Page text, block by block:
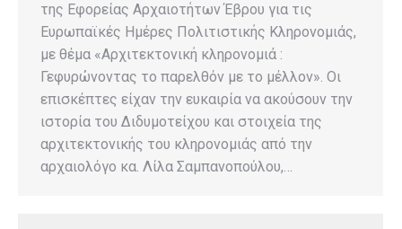
της Εφορείας Αρχαιοτήτων Έβρου για τις
Ευρωπαϊκές Ημέρες Πολιτιστικής Κληρονομιάς,
με θέμα «Αρχιτεκτονική κληρονομιά :
Γεφυρώνοντας το παρελθόν με το μέλλον». Οι
επισκέπτες είχαν την ευκαιρία να ακούσουν την
ιστορία του Διδυμοτείχου και στοιχεία της
αρχιτεκτονικής του κληρονομιάς από την
αρχαιολόγο κα. Λίλα Σαμπανοπούλου,…